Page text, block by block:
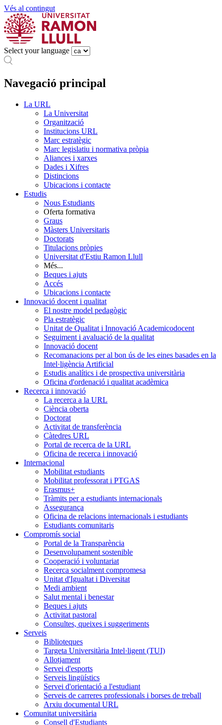
Vés al contingut
Select your language
Navegació principal
La URL
La Universitat
Organització
Institucions URL
Marc estratègic
Marc legislatiu i normativa pròpia
Aliances i xarxes
Dades i Xifres
Distincions
Ubicacions i contacte
Estudis
Nous Estudiants
Oferta formativa
Graus
Màsters Universitaris
Doctorats
Titulacions pròpies
Universitat d'Estiu Ramon Llull
Més...
Beques i ajuts
Accés
Ubicacions i contacte
Innovació docent i qualitat
El nostre model pedagògic
Pla estratègic
Unitat de Qualitat i Innovació Academicodocent
Seguiment i avaluació de la qualitat
Innovació docent
Recomanacions per al bon ús de les eines basades en la
Intel·ligència Artificial
Estudis analítics i de prospectiva universitària
Oficina d'ordenació i qualitat acadèmica
Recerca i innovació
La recerca a la URL
Ciència oberta
Doctorat
Activitat de transferència
Càtedres URL
Portal de recerca de la URL
Oficina de recerca i innovació
Internacional
Mobilitat estudiants
Mobilitat professorat i PTGAS
Erasmus+
Tràmits per a estudiants internacionals
Assegurança
Oficina de relacions internacionals i estudiants
Estudiants comunitaris
Compromís social
Portal de la Transparència
Desenvolupament sostenible
Cooperació i voluntariat
Recerca socialment compromesa
Unitat d'Igualtat i Diversitat
Medi ambient
Salut mental i benestar
Beques i ajuts
Activitat pastoral
Consultes, queixes i suggeriments
Serveis
Biblioteques
Targeta Universitària Intel·ligent (TUI)
Allotjament
Servei d'esports
Serveis lingüístics
Servei d'orientació a l'estudiant
Serveis de carreres professionals i borses de treball
Arxiu documental URL
Comunitat universitària
Consell d'Estudiants